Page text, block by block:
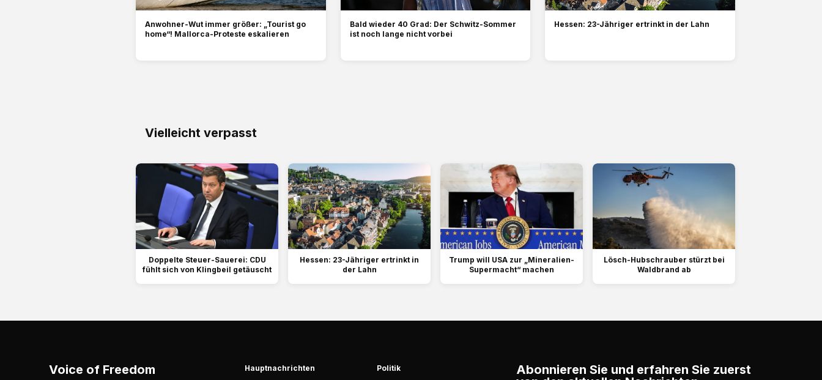
Anwohner-Wut immer größer: „Tourist go
home“! Mallorca-Proteste eskalieren
Bald wieder 40 Grad: Der Schwitz-Sommer
ist noch lange nicht vorbei
Hessen: 23-Jähriger ertrinkt in der Lahn
Vielleicht verpasst
Doppelte Steuer-Sauerei: CDU
fühlt sich von Klingbeil getäuscht
Hessen: 23-Jähriger ertrinkt in
der Lahn
Trump will USA ⁠zur „Mineralien-
Supermacht“ machen
Lösch-Hubschrauber stürzt bei
Waldbrand ab
Voice of Freedom Hauptnachrichten Politik
Abonnieren Sie und erfahren Sie zuerst